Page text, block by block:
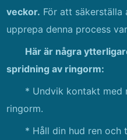
veckor. För att säkerställa
upprepa denna process
Här är några
spridning av ringorm:
* Undvik kontakt med
ringorm.
* Håll din hud ren och